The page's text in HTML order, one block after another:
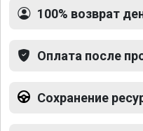
100% возврат
Оплата после
Сохранение